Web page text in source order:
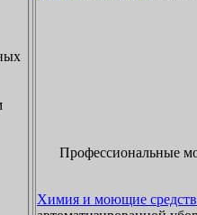
Профессиональные
Химия и моющие